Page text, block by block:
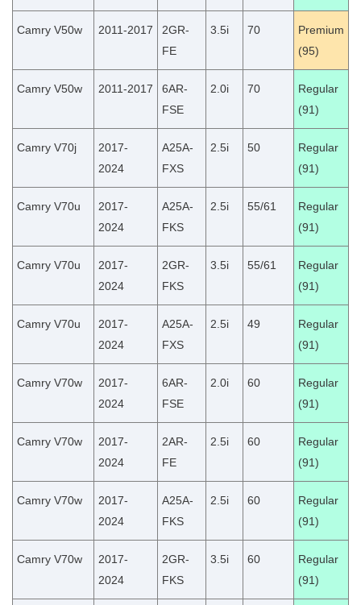
Camry V50w 2011-2017
2GR-
FE
3.5i 70
Premium
(95)
Camry V50w 2011-2017
6AR-
FSE
2.0i 70
Regular
(91)
Camry V70j
2017-
2024
A25A-
FXS
2.5i 50
Regular
(91)
Camry V70u
2017-
2024
A25A-
FKS
2.5i 55/61
Regular
(91)
Camry V70u
2017-
2024
2GR-
FKS
3.5i 55/61
Regular
(91)
Camry V70u
2017-
2024
A25A-
FXS
2.5i 49
Regular
(91)
Camry V70w
2017-
2024
6AR-
FSE
2.0i 60
Regular
(91)
Camry V70w
2017-
2024
2AR-
FE
2.5i 60
Regular
(91)
Camry V70w
2017-
2024
A25A-
FKS
2.5i 60
Regular
(91)
Camry V70w
2017-
2024
2GR-
FKS
3.5i 60
Regular
(91)